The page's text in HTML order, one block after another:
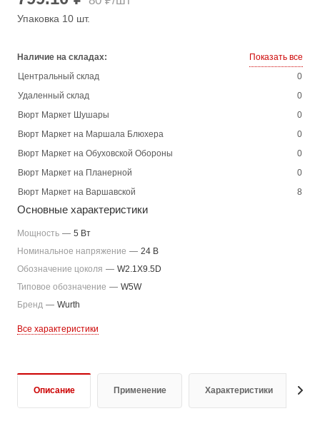
Упаковка 10 шт.
Наличие на складах:
Показать все
Центральный склад
0
Удаленный склад
0
Вюрт Маркет Шушары
0
Вюрт Маркет на Маршала Блюхера
0
Вюрт Маркет на Обуховской Обороны
0
Вюрт Маркет на Планерной
0
Вюрт Маркет на Варшавской
8
Основные характеристики
Мощность — 5 Вт
Номинальное напряжение — 24 В
Обозначение цоколя — W2.1X9.5D
Типовое обозначение — W5W
Бренд — Wurth
Все характеристики
Описание Применение Характеристики